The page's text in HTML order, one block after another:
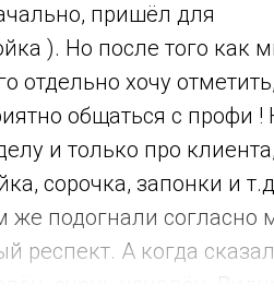
пришёл для
). Но после того как
отдельно хочу отметить,
общаться с профи !
и только про клиента,
сорочка, запонки и
подогнали согласно
респект. А когда